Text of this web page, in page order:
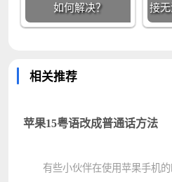
如何解决？ 接无
相关推荐
苹果15粤语改成普通话方法
有些小伙伴在使用苹果手机的